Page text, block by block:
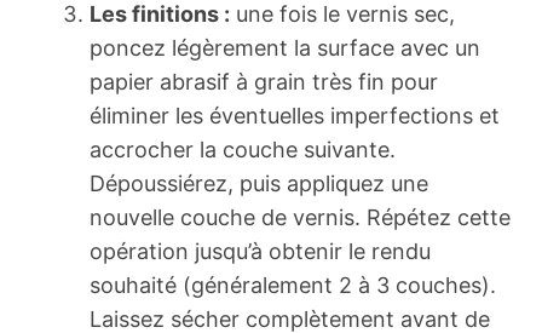
Les finitions : une fois le vernis sec,
poncez légèrement la surface avec un
papier abrasif à grain très fin pour
éliminer les éventuelles imperfections et
accrocher la couche suivante.
Dépoussiérez, puis appliquez une
nouvelle couche de vernis. Répétez cette
opération jusqu’à obtenir le rendu
souhaité (généralement 2 à 3 couches).
Laissez sécher complètement avant de